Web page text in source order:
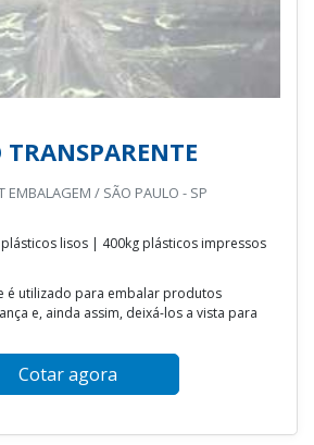
TRANSPARENTE
EMBALAGEM / SÃO PAULO - SP
lisos | 400kg plásticos impressos
é utilizado para embalar produtos
e, ainda assim, deixá-los a vista para
Cotar agora